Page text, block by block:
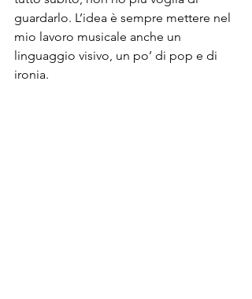
guardarlo. L’idea è sempre mettere nel
mio lavoro musicale anche un
linguaggio visivo, un po’ di pop e di
ironia.